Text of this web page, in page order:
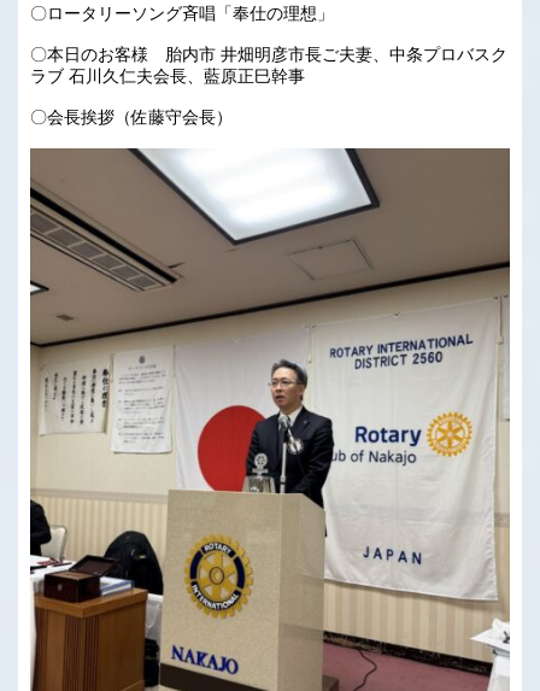
〇ロータリーソング斉唱「奉仕の理想」
〇本日のお客様 胎内市 井畑明彦市長ご夫妻、中条プロバスク
ラブ 石川久仁夫会長、藍原正巳幹事
〇会長挨拶（佐藤守会長）